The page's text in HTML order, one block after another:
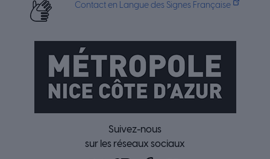
Contact en Langue des Signes Française
Suivez-nous
sur les réseaux sociaux